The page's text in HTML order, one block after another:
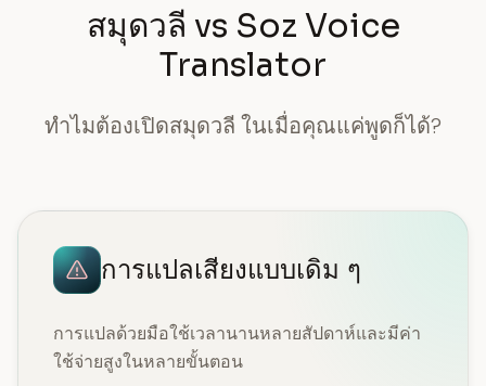
สมุดวลี vs Soz Voice
Translator
ทำไมต้องเปิดสมุดวลี ในเมื่อคุณแค่พูดก็ได้?
การแปลเสียงแบบเดิม ๆ
การแปลด้วยมือใช้เวลานานหลายสัปดาห์และมีค่า
ใช้จ่ายสูงในหลายขั้นตอน